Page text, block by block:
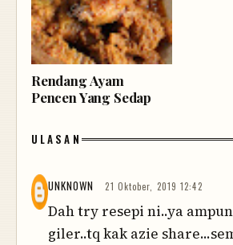
Rendang Ayam
Pencen Yang Sedap
ULASAN
UNKNOWN 21 Oktober, 2019 12:42
Dah try resepi ni..ya
giler..tq kak azie